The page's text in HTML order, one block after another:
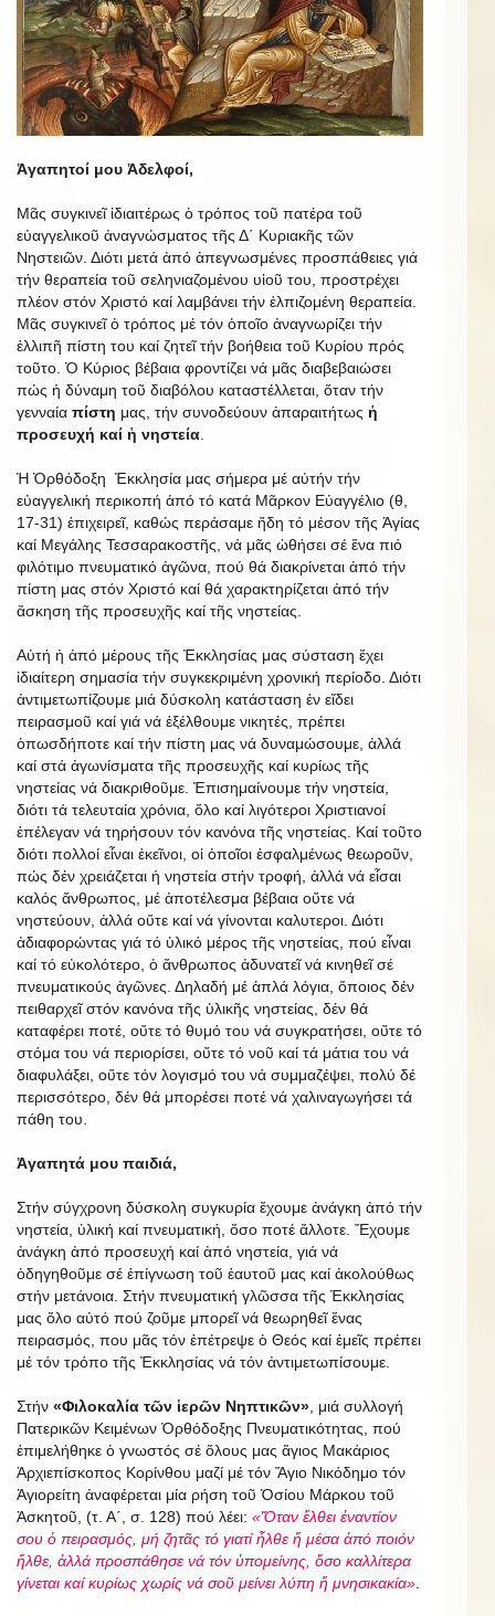
Ἀγαπητοί μου Ἀδελφοί,
Μᾶς συγκινεῖ ἰδιαιτέρως ὁ τρόπος τοῦ πατέρα τοῦ
εὐαγγελικοῦ ἀναγνώσματος τῆς Δ΄ Κυριακῆς τῶν
Νηστειῶν. Διότι μετά ἀπό ἀπεγνωσμένες προσπάθειες γιά
τήν θεραπεία τοῦ σεληνιαζομένου υἱοῦ του, προστρέχει
πλέον στόν Χριστό καί λαμβάνει τήν ἐλπιζομένη θεραπεία.
Μᾶς συγκινεῖ ὁ τρόπος μέ τόν ὁποῖο ἀναγνωρίζει τήν
ἐλλιπῆ πίστη του καί ζητεῖ τήν βοήθεια τοῦ Κυρίου πρός
τοῦτο. Ὁ Κύριος βέβαια φροντίζει νά μᾶς διαβεβαιώσει
πώς ἡ δύναμη τοῦ διαβόλου καταστέλλεται, ὅταν τήν
γενναία πίστη μας, τήν συνοδεύουν ἀπαραιτήτως ἡ
προσευχή καί ἡ νηστεία
Ἡ Ὀρθόδοξη Ἐκκλησία μας σήμερα μέ αὐτήν τήν
εὐαγγελική περικοπή ἀπό τό κατά Μᾶρκον Εὐαγγέλιο (θ,
17-31) ἐπιχειρεῖ, καθώς περάσαμε ἤδη τό μέσον τῆς Ἁγίας
καί Μεγάλης Τεσσαρακοστῆς, νά μᾶς ὠθήσει σέ ἕνα πιό
φιλότιμο πνευματικό ἀγῶνα, πού θά διακρίνεται ἀπό τήν
πίστη μας στόν Χριστό καί θά χαρακτηρίζεται ἀπό τήν
ἄσκηση τῆς προσευχῆς καί τῆς νηστείας.
Αὐτή ἡ ἀπό μέρους τῆς Ἐκκλησίας μας σύσταση ἔχει
ἰδιαίτερη σημασία τήν συγκεκριμένη χρονική περίοδο. Διότι
ἀντιμετωπίζουμε μιά δύσκολη κατάσταση ἐν εἴδει
πειρασμοῦ καί γιά νά ἐξέλθουμε νικητές, πρέπει
ὁπωσδήποτε καί τήν πίστη μας νά δυναμώσουμε, ἀλλά
καί στά ἀγωνίσματα τῆς προσευχῆς καί κυρίως τῆς
νηστείας νά διακριθοῦμε. Ἐπισημαίνουμε τήν νηστεία,
διότι τά τελευταία χρόνια, ὅλο καί λιγότεροι Χριστιανοί
ἐπέλεγαν νά τηρήσουν τόν κανόνα τῆς νηστείας. Καί τοῦτο
διότι πολλοί εἶναι ἐκεῖνοι, οἱ ὁποῖοι ἐσφαλμένως θεωροῦν,
πώς δέν χρειάζεται ἡ νηστεία στήν τροφή, ἀλλά νά εἶσαι
καλός ἄνθρωπος, μέ ἀποτέλεσμα βέβαια οὔτε νά
νηστεύουν, ἀλλά οὔτε καί νά γίνονται καλυτεροι. Διότι
ἀδιαφορώντας γιά τό ὑλικό μέρος τῆς νηστείας, πού εἶναι
καί τό εὐκολότερο, ὁ ἄνθρωπος ἀδυνατεῖ νά κινηθεῖ σέ
πνευματικούς ἀγῶνες. Δηλαδή μέ ἁπλά λόγια, ὅποιος δέν
πειθαρχεῖ στόν κανόνα τῆς ὑλικῆς νηστείας, δέν θά
καταφέρει ποτέ, οὔτε τό θυμό του νά συγκρατήσει, οὔτε τό
στόμα του νά περιορίσει, οὔτε τό νοῦ καί τά μάτια του νά
διαφυλάξει, οὔτε τόν λογισμό του νά συμμαζέψει, πολύ δέ
περισσότερο, δέν θά μπορέσει ποτέ νά χαλιναγωγήσει τά
πάθη του.
Ἀγαπητά μου παιδιά,
Στήν σύγχρονη δύσκολη συγκυρία ἔχουμε ἀνάγκη ἀπό τήν
νηστεία, ὑλική καί πνευματική, ὅσο ποτέ ἄλλοτε. Ἔχουμε
ἀνάγκη ἀπό προσευχή καί ἀπό νηστεία, γιά νά
ὁδηγηθοῦμε σέ ἐπίγνωση τοῦ ἑαυτοῦ μας καί ἀκολούθως
στήν μετάνοια. Στήν πνευματική γλῶσσα τῆς Ἐκκλησίας
μας ὅλο αὐτό πού ζοῦμε μπορεῖ νά θεωρηθεῖ ἕνας
πειρασμός, που μᾶς τόν ἐπέτρεψε ὁ Θεός καί ἐμεῖς πρέπει
μέ τόν τρόπο τῆς Ἐκκλησίας νά τόν ἀντιμετωπίσουμε.
Στήν «Φιλοκαλία τῶν ἱερῶν Νηπτικῶν» , μιά συλλογή
Πατερικῶν Κειμένων Ὀρθόδοξης Πνευματικότητας, πού
ἐπιμελήθηκε ὁ γνωστός σέ ὅλους μας ἅγιος Μακάριος
Ἀρχιεπίσκοπος Κορίνθου μαζί μέ τόν Ἅγιο Νικόδημο τόν
Ἁγιορείτη ἀναφέρεται μία ρήση τοῦ Ὁσίου Μάρκου τοῦ
Ἀσκητοῦ, (τ. Α΄, σ. 128) πού λέει: «Ὅταν ἔλθει ἐναντίον
σου ὁ πειρασμός, μή ζητᾶς τό γιατί ἦλθε ἤ μέσα ἀπό ποιόν
ἤλθε, ἀλλά προσπάθησε νά τόν ὑπομείνης, ὅσο καλλίτερα
γίνεται καί κυρίως χωρίς νά σοῦ μείνει λύπη ἤ μνησικακία»